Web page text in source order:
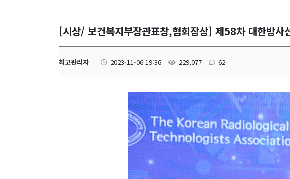
[시상/ 보건복지부장관표창,협회장상] 제58차 대한방
최고관리자 2023-11-06 19:36 229,077 62